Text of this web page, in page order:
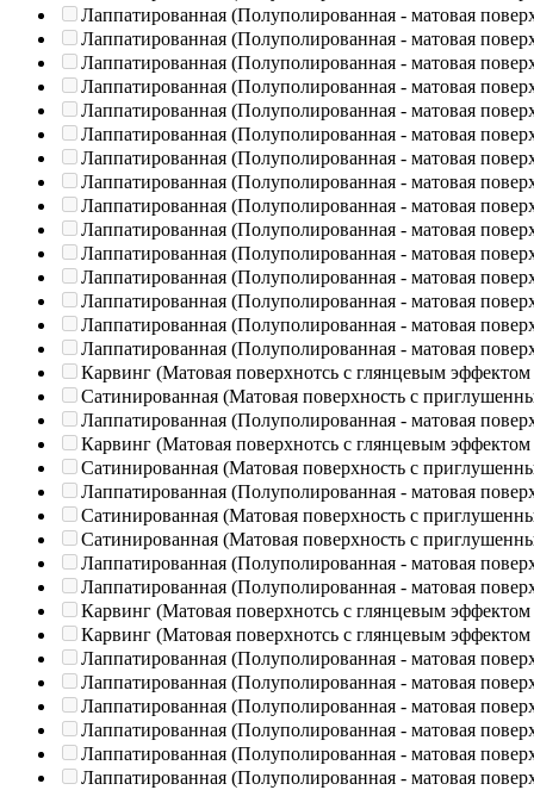
Лаппатированная (Полуполированная - матовая
Лаппатированная (Полуполированная - матовая
Лаппатированная (Полуполированная - матовая
Лаппатированная (Полуполированная - матовая
Лаппатированная (Полуполированная - матовая
Лаппатированная (Полуполированная - матовая
Лаппатированная (Полуполированная - матовая
Лаппатированная (Полуполированная - матовая
Лаппатированная (Полуполированная - матовая
Лаппатированная (Полуполированная - матовая
Лаппатированная (Полуполированная - матовая
Лаппатированная (Полуполированная - матовая
Лаппатированная (Полуполированная - матовая
Лаппатированная (Полуполированная - матовая
Лаппатированная (Полуполированная - матовая
Карвинг (Матовая поверхнотсь с глянцевым эффектом
Сатинированная (Матовая поверхность с
Лаппатированная (Полуполированная - матовая
Карвинг (Матовая поверхнотсь с глянцевым эффектом
Сатинированная (Матовая поверхность с
Лаппатированная (Полуполированная - матовая
Сатинированная (Матовая поверхность с
Сатинированная (Матовая поверхность с
Лаппатированная (Полуполированная - матовая
Лаппатированная (Полуполированная - матовая
Карвинг (Матовая поверхнотсь с глянцевым эффектом
Карвинг (Матовая поверхнотсь с глянцевым эффектом
Лаппатированная (Полуполированная - матовая
Лаппатированная (Полуполированная - матовая
Лаппатированная (Полуполированная - матовая
Лаппатированная (Полуполированная - матовая
Лаппатированная (Полуполированная - матовая
Лаппатированная (Полуполированная - матовая